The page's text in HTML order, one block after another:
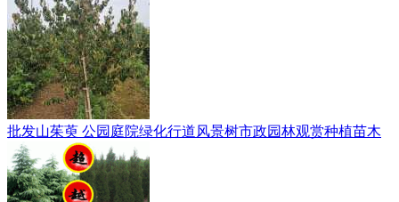
批发山茱萸 公园庭院绿化行道风景树市政园林观赏种植苗木